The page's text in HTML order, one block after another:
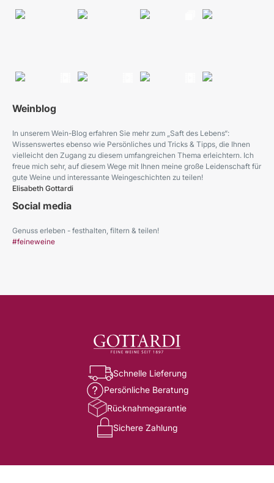
Weinblog
In unserem Wein-Blog erfahren Sie mehr zum „Saft des Lebens“:
Wissenswertes ebenso wie Persönliches und Tricks & Tipps, die Ihnen
vielleicht den Zugang zu diesem umfangreichen Thema erleichtern. Ich
freue mich sehr, auf diesem Wege mit Ihnen meine große Leidenschaft für
gute Weine und interessante Weingeschichten zu teilen!
Elisabeth Gottardi
Social media
Genuss erleben - festhalten, filtern & teilen!
#feineweine
Schnelle Lieferung
Persönliche Beratung
Rücknahmegarantie
Sichere Zahlung